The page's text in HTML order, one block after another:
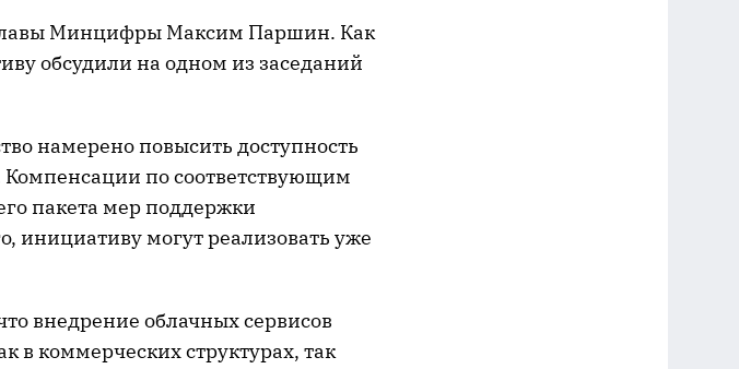
Минцифры Максим Паршин. Как
обсудили на одном из заседаний
намерено повысить доступность
Компенсации по соответствующим
пакета мер поддержки
инициативу могут реализовать уже
внедрение облачных сервисов
в коммерческих структурах, так